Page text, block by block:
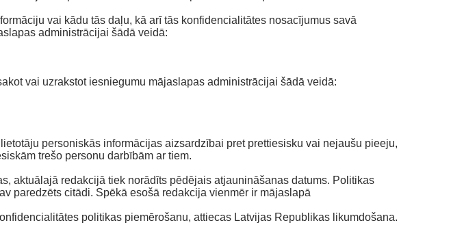
vai kādu tās daļu, kā arī tās konfidencialitātes nosacījumus savā
administrācijai šādā veidā:
vai uzrakstot iesniegumu mājaslapas administrācijai šādā veidā:
personiskās informācijas aizsardzībai pret prettiesisku vai nejaušu pieeju,
trešo personu darbībām ar tiem.
aktuālajā redakcijā tiek norādīts pēdējais atjaunināšanas datums. Politikas
paredzēts citādi. Spēkā esošā redakcija vienmēr ir mājaslapā
politikas piemērošanu, attiecas Latvijas Republikas likumdošana.